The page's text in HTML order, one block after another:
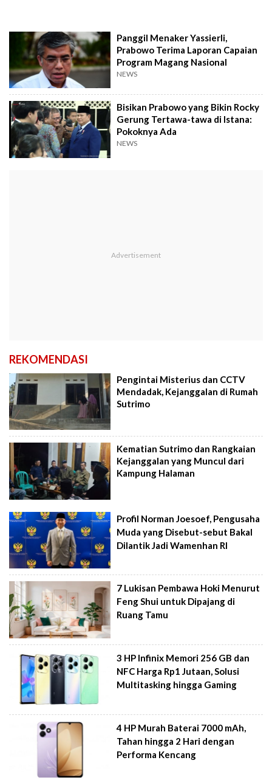
Panggil Menaker Yassierli,
Prabowo Terima Laporan Capaian
Program Magang Nasional
NEWS
Bisikan Prabowo yang Bikin Rocky
Gerung Tertawa-tawa di Istana:
Pokoknya Ada
NEWS
REKOMENDASI
Pengintai Misterius dan CCTV
Mendadak, Kejanggalan di Rumah
Sutrimo
Kematian Sutrimo dan Rangkaian
Kejanggalan yang Muncul dari
Kampung Halaman
Profil Norman Joesoef, Pengusaha
Muda yang Disebut-sebut Bakal
Dilantik Jadi Wamenhan RI
7 Lukisan Pembawa Hoki Menurut
Feng Shui untuk Dipajang di
Ruang Tamu
3 HP Infinix Memori 256 GB dan
NFC Harga Rp1 Jutaan, Solusi
Multitasking hingga Gaming
4 HP Murah Baterai 7000 mAh,
Tahan hingga 2 Hari dengan
Performa Kencang